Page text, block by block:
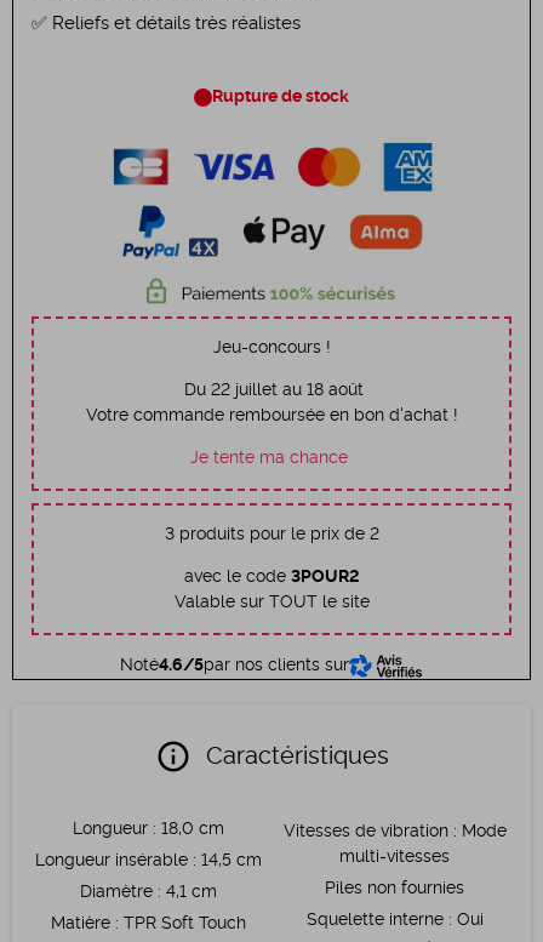
Reliefs et détails très réalistes
Rupture de stock
Jeu-concours !
Du 22 juillet au 18 août
Votre commande remboursée en bon d'achat !
Je tente ma chance
3 produits pour le prix de 2
avec le code 3POUR2
Valable sur TOUT le site
Noté4.6/5par nos clients sur
info Caractéristiques
Longueur : 18,0 cm
Longueur insérable : 14,5 cm
Diamètre : 4,1 cm
Matière :
TPR Soft Touch
Vitesses de vibration: Mode
multi-vitesses
Piles non fournies
Squelette interne: Oui